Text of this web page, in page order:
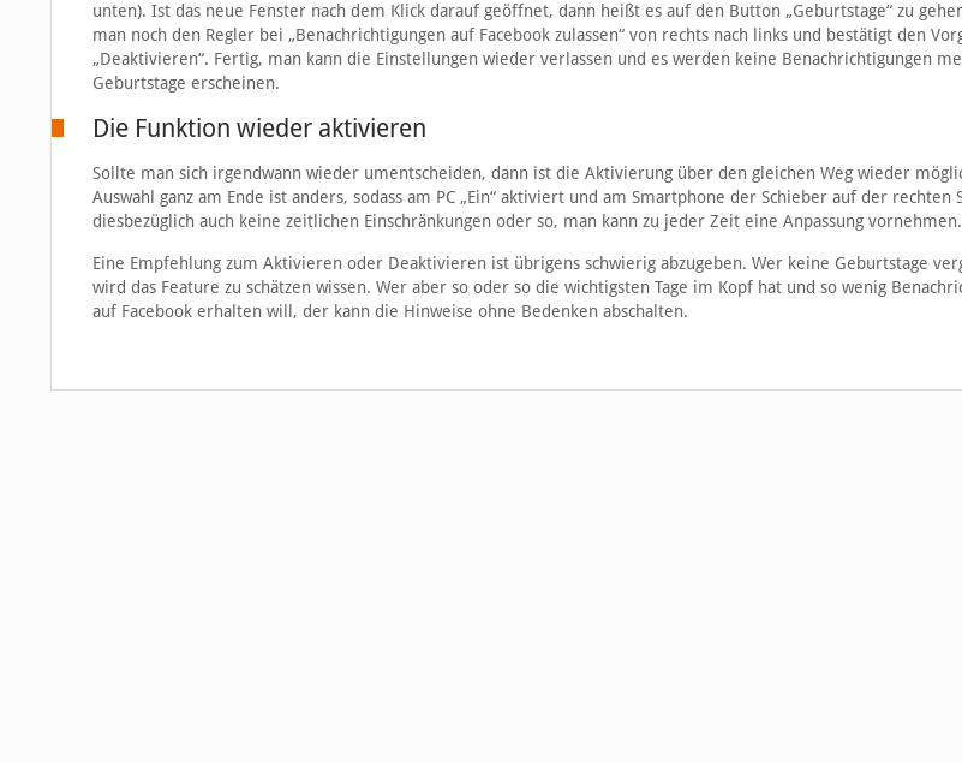
unten). Ist das neue Fenster nach dem Klick darauf geöffnet, dann heißt es auf den Button „Geburtstage“ zu
man noch den Regler bei „Benachrichtigungen auf Facebook zulassen“ von rechts nach links und bestätigt den
„Deaktivieren“. Fertig, man kann die Einstellungen wieder verlassen und es werden keine Benachrichtigungen
Geburtstage erscheinen.
Die Funktion wieder aktivieren
Sollte man sich irgendwann wieder umentscheiden, dann ist die Aktivierung über den gleichen Weg wieder
Auswahl ganz am Ende ist anders, sodass am PC „Ein“ aktiviert und am Smartphone der Schieber auf der rechten
diesbezüglich auch keine zeitlichen Einschränkungen oder so, man kann zu jeder Zeit eine Anpassung vornehmen.
Eine Empfehlung zum Aktivieren oder Deaktivieren ist übrigens schwierig abzugeben. Wer keine Geburtstage
wird das Feature zu schätzen wissen. Wer aber so oder so die wichtigsten Tage im Kopf hat und so wenig
auf Facebook erhalten will, der kann die Hinweise ohne Bedenken abschalten.